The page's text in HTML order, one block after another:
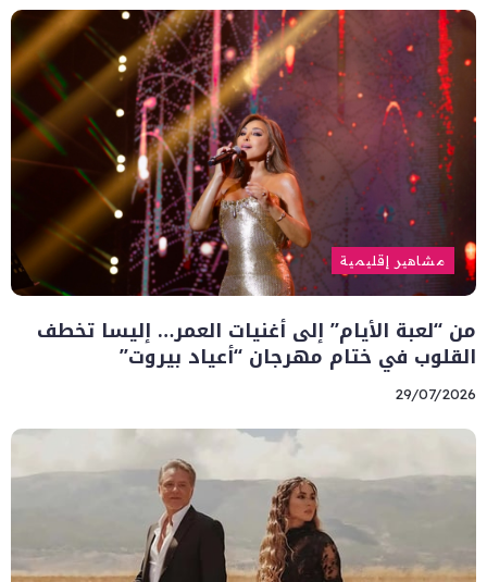
مشاهير إقليمية
من “لعبة الأيام” إلى أغنيات العمر… إليسا تخطف
القلوب في ختام مهرجان “أعياد بيروت”
29/07/2026